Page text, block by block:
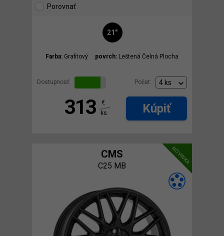
Porovnať
21"
Farba: Grafitový povrch: Leštená Čelná Plocha
Dostupnosť: Počet:
313
€
ks
Kúpiť
NOVINKA
CMS
C25 MB